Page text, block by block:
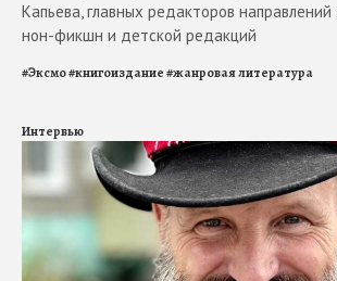
Капьева, главных редакторов
нон-фикшн и детской редакций
#Эксмо#книгоиздание#жанровая литература
Интервью